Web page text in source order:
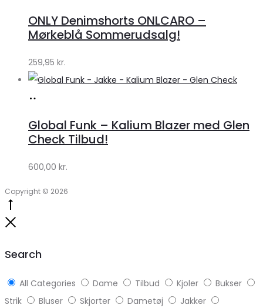
Klædeskabet.dk
ONLY Denimshorts ONLCARO –
Mørkeblå Sommerudsalg!
259,95 kr.
Lykke
Lykke
Global Funk – Kalium Blazer med Glen
Check Tilbud!
600,00 kr.
Copyright © 2026
Search
All Categories Dame Tilbud Kjoler
Bukser
Strik
Bluser Skjorter Dametøj
Jakker